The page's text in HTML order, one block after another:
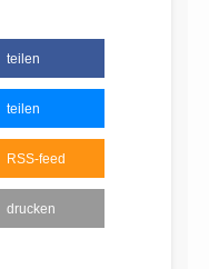
teilen
teilen
RSS-feed
drucken